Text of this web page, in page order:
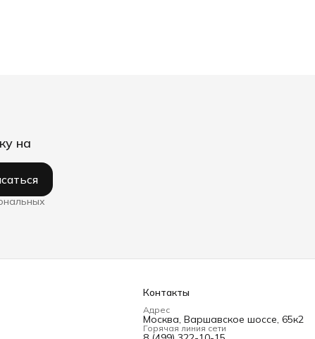
на
Контакты
Адрес
Москва, Варшавское шоссе, 65к2
Горячая линия сети